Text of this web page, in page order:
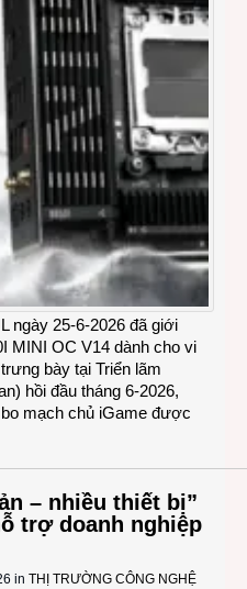
ngày 25-6-2026 đã giới
MINI OC V14 dành cho vi
bày tại Triển lãm
hồi đầu tháng 6-2026,
mạch chủ iGame được
– nhiều thiết bị”
trợ doanh nghiệp
in THỊ TRƯỜNG CÔNG NGHỆ